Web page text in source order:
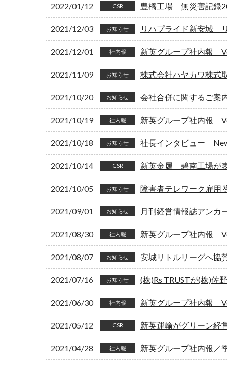
2022/01/12 CSR 豊橋工場 無災害記録
2021/12/03 お知らせ リハプライド新安城
2021/12/01 社内報 新英グループ社内報
2021/11/09 お知らせ 株式会社ハヤカワ株式
2021/10/20 お知らせ 会社合併に関するご案
2021/10/19 社内報 新英グループ社内報
2021/10/18 お知らせ 社長インタビュー
2021/10/14 CSR 新英金属 碧南工場が
2021/10/05 お知らせ 障害者テレワーク雇用
2021/09/01 お知らせ 月刊経営情報誌アンカ
2021/08/30 社内報 新英グループ社内報
2021/08/07 お知らせ 安城リトルリーグへ協
2021/07/16 お知らせ (株)Rs TRUSTが(株)佐
2021/06/30 社内報 新英グループ社内報
2021/05/12 CSR 新英運輸がグリーン経
2021/04/28 社内報 新英グループ社内報